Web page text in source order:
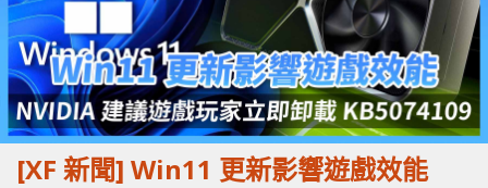
[XF 新聞] Win11 更新影響遊戲效能